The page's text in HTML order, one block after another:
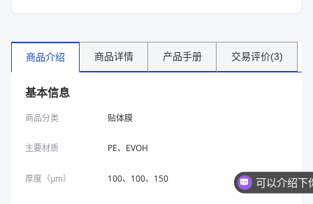
商品介绍 商品详情 产品手册 交易评价(3)
基本信息
商品分类 贴体膜
主要材质 PE、EVOH
厚度（μm） 100、100、150